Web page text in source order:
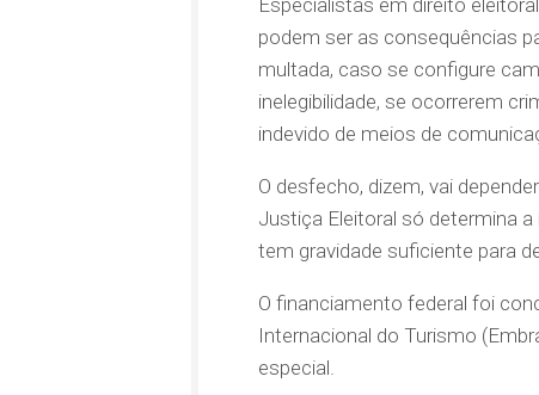
podem ser as consequências
multada, caso se configure
inelegibilidade, se ocorrerem
indevido de meios de
O desfecho, dizem, vai
Justiça Eleitoral só determina a
tem gravidade suficiente para
O financiamento federal foi
Internacional do Turismo
especial.